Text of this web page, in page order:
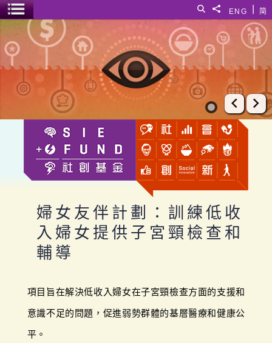
简
ENG
分享給
搜尋
選單開關
婦女友伴計劃：訓練低收入婦女提供子宮頸檢查和輔導
上一張
下
婦女友伴計劃：訓練低收
入婦女提供子宮頸檢查和
輔導
項目旨在解決低收入婦女在子宮頸檢查方面的支援和
意識不足的問題，促進弱勢群體的基層醫療和健康公
平。